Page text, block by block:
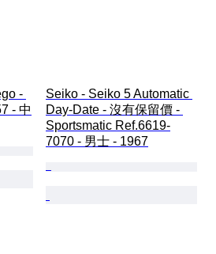
-
- 中
Seiko - Seiko 5 Automatic
Day-Date - 沒有保留價 -
Sportsmatic Ref.6619-
7070 - 男士 - 1967